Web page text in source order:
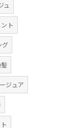
ュ
ト
グ
ジュア